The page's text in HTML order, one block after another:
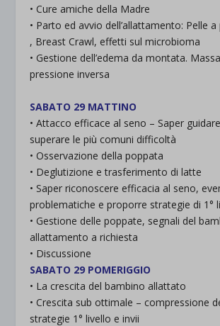
• Cure amiche della Madre
• Parto ed avvio dell’allattamento: Pelle
, Breast Crawl, effetti sul microbioma
• Gestione dell’edema da montata.
pressione inversa
SABATO 29 MATTINO
• Attacco efficace al seno – Saper
superare le più comuni difficoltà
• Osservazione della poppata
• Deglutizione e trasferimento di latte
• Saper riconoscere efficacia al seno,
problematiche e proporre strategie di 1°
• Gestione delle poppate, segnali del
allattamento a richiesta
• Discussione
SABATO 29 POMERIGGIO
• La crescita del bambino allattato
• Crescita sub ottimale – compressione
strategie 1° livello e invii